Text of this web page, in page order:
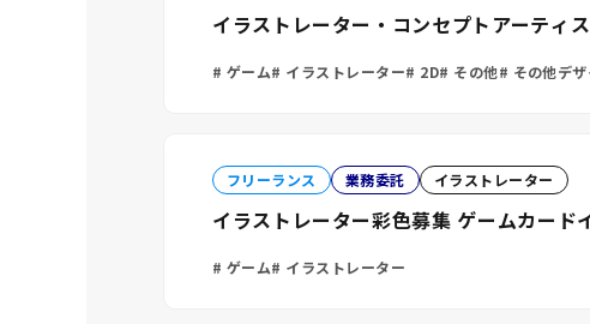
イラストレーター・コンセプトアーティ
ゲーム イラストレーター 2D その他 その他デ
フリーランス 業務委託 イラストレーター
イラストレーター彩色募集 ゲームカード
ゲーム イラストレーター